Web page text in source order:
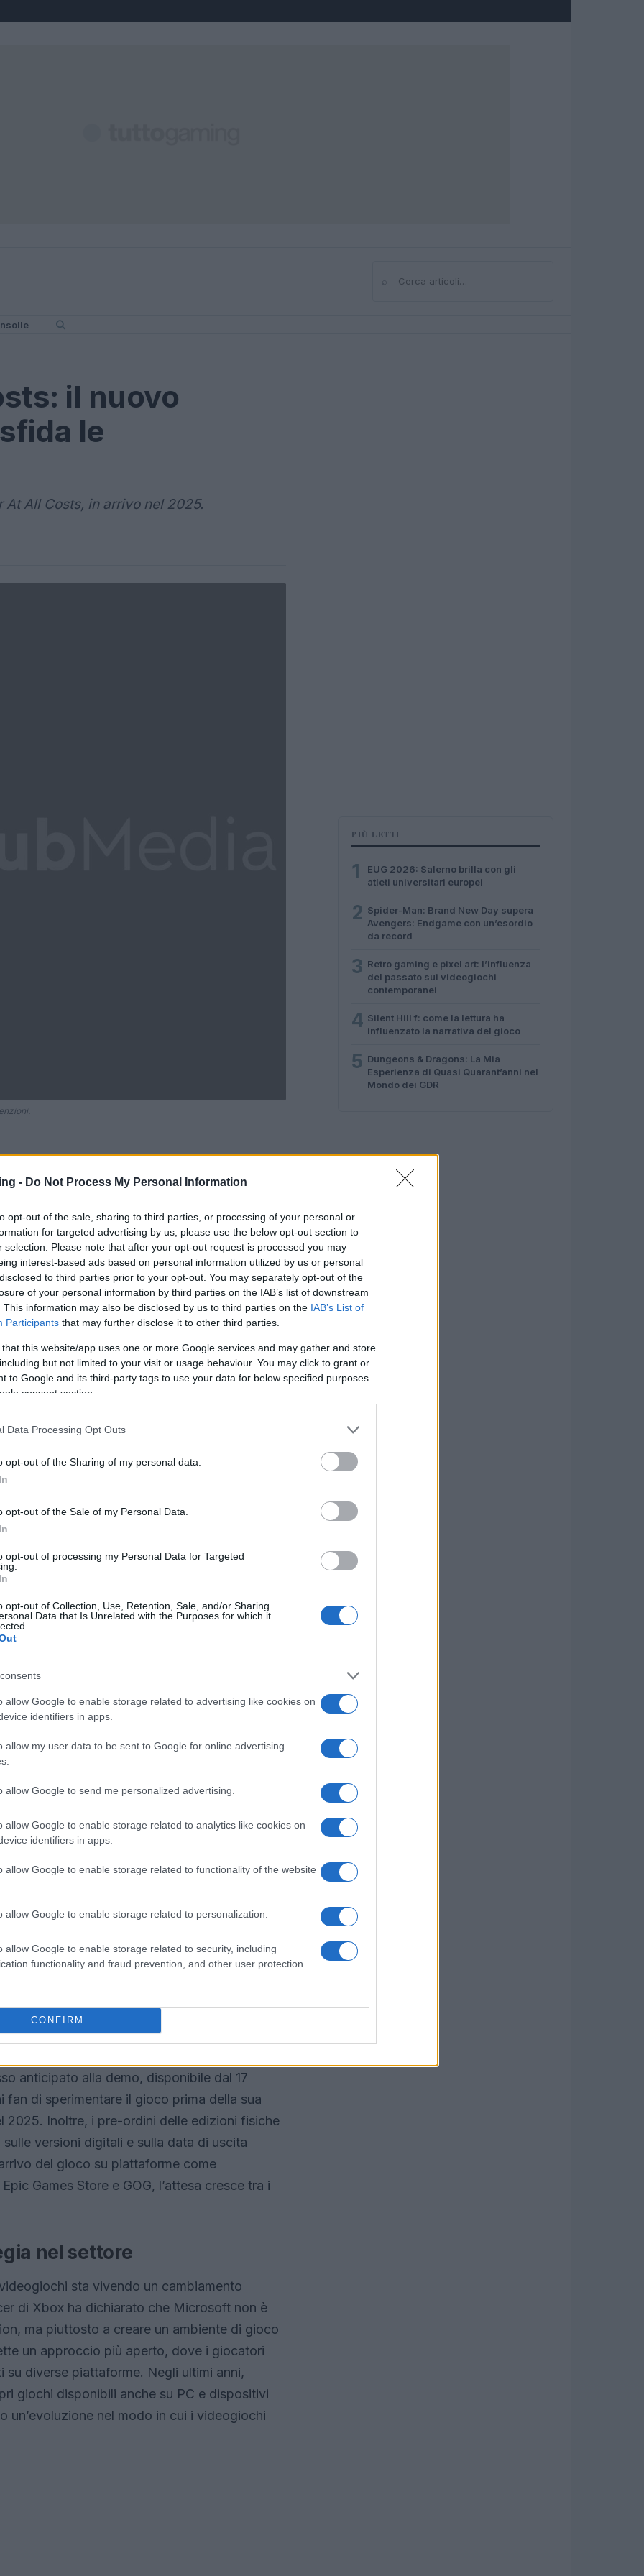
- Do Not Process My Personal Information
opt-out of the sale, sharing to third parties, or processing of your personal or
for targeted advertising by us, please use the below opt-out section to
selection. Please note that after your opt-out request is processed you may
interest-based ads based on personal information utilized by us or personal
to third parties prior to your opt-out. You may separately opt-out of the
of your personal information by third parties on the IAB’s list of downstream
This information may also be disclosed by us to third parties on the IAB’s List of
Participants that may further disclose it to other third parties.
that this website/app uses one or more Google services and may gather and store
but not limited to your visit or usage behaviour. You may click to grant or
to Google and its third-party tags to use your data for below specified purposes
consent section.
Data Processing Opt Outs
opt-out of the Sharing of my personal data.
opt-out of the Sale of my Personal Data.
opt-out of processing my Personal Data for Targeted
opt-out of Collection, Use, Retention, Sale, and/or Sharing
Data that Is Unrelated with the Purposes for which it
allow Google to enable storage related to advertising like cookies on
identifiers in apps.
allow my user data to be sent to Google for online advertising
allow Google to send me personalized advertising.
allow Google to enable storage related to analytics like cookies on
identifiers in apps.
allow Google to enable storage related to functionality of the website
allow Google to enable storage related to personalization.
allow Google to enable storage related to security, including
functionality and fraud prevention, and other user protection.
CONFIRM
Cerca
il nuovo
le
All Costs, in arrivo nel 2025.
e Deliver At All Costs , sviluppato
da Konami, rappresenta un esempio
demo giocabile già disponibile su Steam, i
che promette di sfidare le convenzioni
primi due capitoli del gioco, permettendo ai
e divertenti, come la consegna di
anni ’50
un’atmosfera nostalgica e
Costsè completamente interattivo e
dinamica in cui il caos e la fisica degli
caratteristica non solo arricchisce il
e interagire con l’ambiente in modi
modificare il mondo circostante aggiunge un
dal 24 febbraio al 3 marzo, Konami ha
anticipato alla demo, disponibile dal 17
di sperimentare il gioco prima della sua
2025. Inoltre, i pre-ordini delle edizioni fisiche
versioni digitali e sulla data di uscita
del gioco su piattaforme come
Games Store e GOG, l’attesa cresce tra i
nel settore
sta vivendo un cambiamento
di Xbox ha dichiarato che Microsoft non è
ma piuttosto a creare un ambiente di gioco
un approccio più aperto, dove i giocatori
diverse piattaforme. Negli ultimi anni,
giochi disponibili anche su PC e dispositivi
un’evoluzione nel modo in cui i videogiochi
PIÙ LETTI
1
EUG 2026: Salerno brilla con gli
atleti universitari europei
2 Spider-Man: Brand New Day supera
Avengers: Endgame con un’esordio
da record
3 Retro gaming e pixel art: l’influenza
del passato sui videogiochi
contemporanei
4 Silent Hill f: come la lettura ha
influenzato la narrativa del gioco
5 Dungeons & Dragons: La Mia
Esperienza di Quasi Quarant’anni nel
Mondo dei GDR